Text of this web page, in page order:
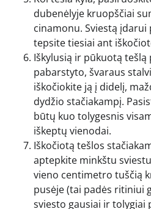
dubenėlyje kruopščiai
cinamonu. Sviestą
tepsite tiesiai ant
Iškylusią ir pūkuotą
pabarstyto, švaraus
iškočiokite ją į didelį,
dydžio stačiakampį.
būtų kuo tolygesnis
iškeptų vienodai.
Iškočiotą tešlos
aptepkite minkštu
vieno centimetro tuščią
pusėje (tai padės ritiniui
sviesto gausiai ir